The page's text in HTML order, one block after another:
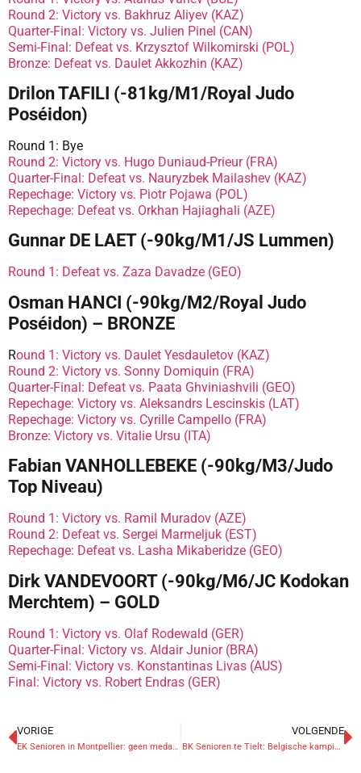
Round 2: Victory vs. Bakhruz Aliyev (KAZ)
Quarter-Final: Victory vs. Julien Pinel (CAN)
Semi-Final: Defeat vs. Krzysztof Wilkomirski (POL)
Bronze: Defeat vs. Daulet Akkozhin (KAZ)
Drilon TAFILI (-81kg/M1/Royal Judo
Poséidon)
Round 1: Bye
Round 2: Victory vs. Hugo Duniaud-Prieur (FRA)
Quarter-Final: Defeat vs. Nauryzbek Mailashev (KAZ)
Repechage: Victory vs. Piotr Pojawa (POL)
Repechage: Defeat vs. Orkhan Hajiaghali (AZE)
Gunnar DE LAET (-90kg/M1/JS Lummen)
Round 1: Defeat vs. Zaza Davadze (GEO)
Osman HANCI (-90kg/M2/Royal Judo
Poséidon) – BRONZE
Round 1: Victory vs. Daulet Yesdauletov (KAZ)
Round 2: Victory vs. Sonny Domiquin (FRA)
Quarter-Final: Defeat vs. Paata Ghviniashvili (GEO)
Repechage: Victory vs. Aleksandrs Lescinskis (LAT)
Repechage: Victory vs. Cyrille Campello (FRA)
Bronze: Victory vs. Vitalie Ursu (ITA)
Fabian VANHOLLEBEKE (-90kg/M3/Judo
Top Niveau)
Round 1: Victory vs. Ramil Muradov (AZE)
Round 2: Defeat vs. Sergei Marmeljuk (EST)
Repechage: Defeat vs. Lasha Mikaberidze (GEO)
Dirk VANDEVOORT (-90kg/M6/JC Kodokan
Merchtem) – GOLD
Round 1: Victory vs. Olaf Rodewald (GER)
Quarter-Final: Victory vs. Aldair Junior (BRA)
Semi-Final: Victory vs. Konstantinas Livas (AUS)
Final: Victory vs. Robert Endras (GER)
VORIGE
EK Senioren in Montpellier: geen medailles voor de Belgen
VOLGENDE
BK Senioren te Tielt: Belgische kampioenen 2023 gekend!